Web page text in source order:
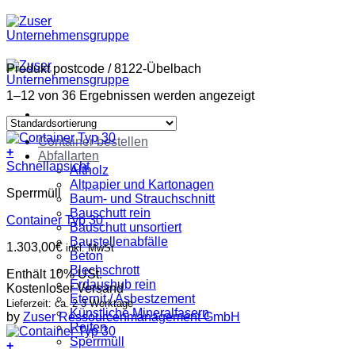
Zum
Inhalt
springen
Container bestellen
Abfallarten
Altholz
Altpapier und Kartonagen
Baum- und Strauchschnitt
Bauschutt rein
Bauschutt unsortiert
Baustellenabfälle
Beton
Blechschrott
Erdaushub rein
Eternit / Asbestzement
Künstliche Mineralfasern
Reifen
Sperrmüll
Produkt postcode /8122-Übelbach
1–12 von 36 Ergebnissen werden angezeigt
+
Schnellansicht
Sperrmüll
Container Typ 30
1.303,00€ inkl. MwSt
Enthält 10% USt.
Kostenloser Versand
Lieferzeit: ca. 2-3 Werktage
by Zuser Ressourcenmanagement GmbH
+